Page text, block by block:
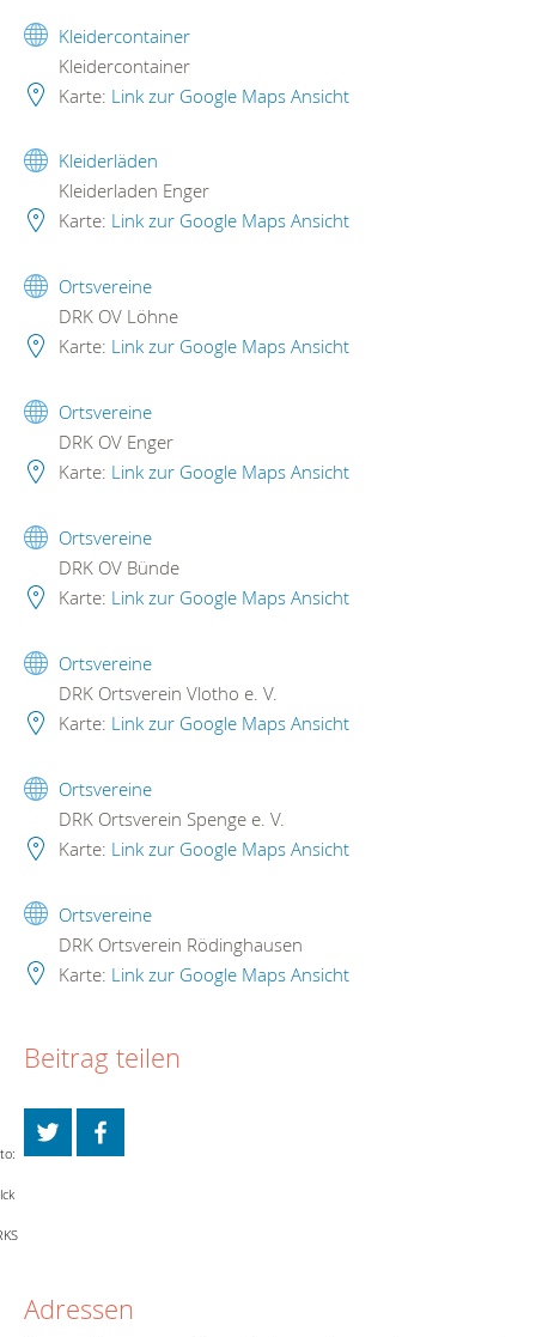
Kleidercontainer
Kleidercontainer
Karte: Link zur Google Maps Ansicht
Kleiderläden
Kleiderladen Enger
Karte: Link zur Google Maps Ansicht
Ortsvereine
DRK OV Löhne
Karte: Link zur Google Maps Ansicht
Ortsvereine
DRK OV Enger
Karte: Link zur Google Maps Ansicht
Ortsvereine
DRK OV Bünde
Karte: Link zur Google Maps Ansicht
Ortsvereine
DRK Ortsverein Vlotho e. V.
Karte: Link zur Google Maps Ansicht
Ortsvereine
DRK Ortsverein Spenge e. V.
Karte: Link zur Google Maps Ansicht
Ortsvereine
DRK Ortsverein Rödinghausen
Karte: Link zur Google Maps Ansicht
Beitrag teilen
Adressen